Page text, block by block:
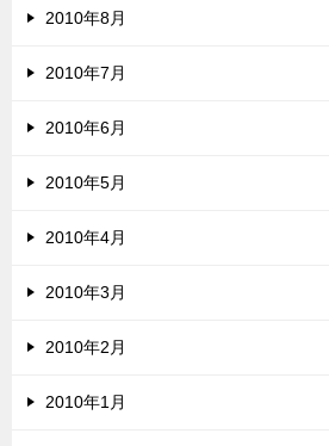
2010年8月
2010年7月
2010年6月
2010年5月
2010年4月
2010年3月
2010年2月
2010年1月